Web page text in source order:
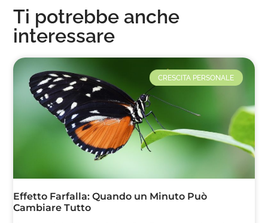
Ti potrebbe anche
interessare
CRESCITA PERSONALE
Effetto Farfalla: Quando un Minuto Può
Cambiare Tutto